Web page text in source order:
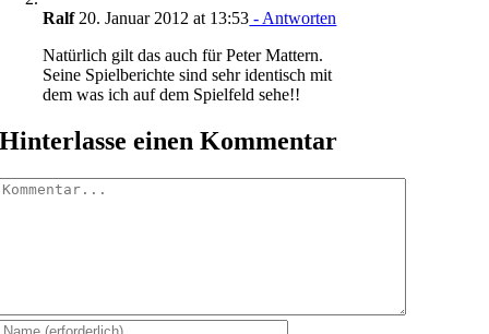
Ralf20. Januar 2012 at 13:53 - Antworten
Natürlich gilt das auch für Peter Mattern.
Seine Spielberichte sind sehr identisch mit
dem was ich auf dem Spielfeld sehe!!
Hinterlasse einen Kommentar